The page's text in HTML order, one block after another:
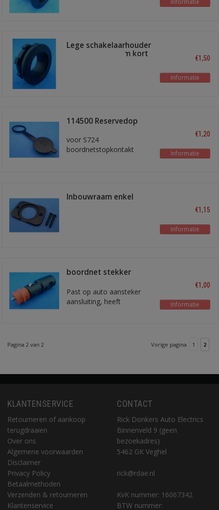
Informatie
Lege schakelaarhouder
voor inbouwraam kort
€1,50
Informatie
114500 Reservedop
voor S724
boordnetstopkontakt
€1,20
Informatie
Inbouwraam enkel
€1,15
Informatie
boordnet stekker
Past op auto aansteker
aansluiting, heeft
€1,00
Informatie
Pagina 2 van 2 Vorige pagina 1 2
KLANTENSERVICE
Retourneren of aankoop
terugdraaien
Over ons
Algemene voorwaarden
Disclaimer
Privacy Policy
Betaalmethoden
Verzenden & retourneren
Klantenservice
CONTACT
Rick Donkers Auto Electrics
Binnenveld 9 (geen
bezoekadres)
5462 GK Veghel
rick@rdae.nl
KvK nummer: 16067342
BTW nummer: